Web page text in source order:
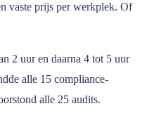
vaste prijs per werkplek. Of
2 uur en daarna 4 tot 5 uur
alle 15 compliance-
alle 25 audits.